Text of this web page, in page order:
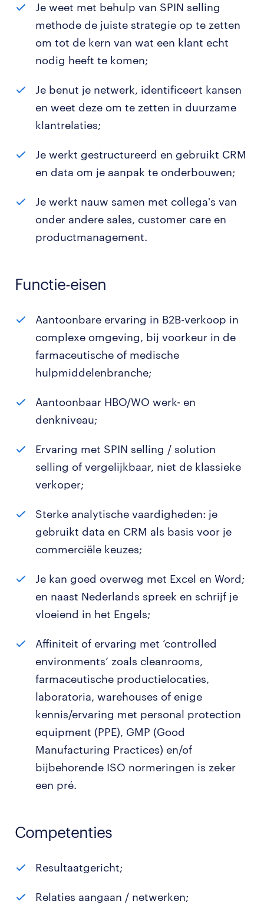
Je weet met behulp van SPIN selling
methode de juiste strategie op te zetten
om tot de kern van wat een klant echt
nodig heeft te komen;
Je benut je netwerk, identificeert kansen
en weet deze om te zetten in duurzame
klantrelaties;
Je werkt gestructureerd en gebruikt CRM
en data om je aanpak te onderbouwen;
Je werkt nauw samen met collega's van
onder andere sales, customer care en
productmanagement.
Functie-eisen
Aantoonbare ervaring in B2B-verkoop in
complexe omgeving, bij voorkeur in de
farmaceutische of medische
hulpmiddelenbranche;
Aantoonbaar HBO/WO werk- en
denkniveau;
Ervaring met SPIN selling / solution
selling of vergelijkbaar, niet de klassieke
verkoper;
Sterke analytische vaardigheden: je
gebruikt data en CRM als basis voor je
commerciële keuzes;
Je kan goed overweg met Excel en Word;
en naast Nederlands spreek en schrijf je
vloeiend in het Engels;
Affiniteit of ervaring met ‘controlled
environments’ zoals cleanrooms,
farmaceutische productielocaties,
laboratoria, warehouses of enige
kennis/ervaring met personal protection
equipment (PPE), GMP (Good
Manufacturing Practices) en/of
bijbehorende ISO normeringen is zeker
een pré.
Competenties
Resultaatgericht;
Relaties aangaan / netwerken;